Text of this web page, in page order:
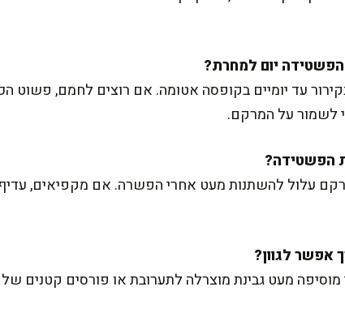
עד יומיים בקופסה אטומה. אם רוצים לחמם, פשוט
לשמור על המרקם.
עלול להשתנות מעט אחרי הפשרה. אם מקפיאים,
מעט גבינת מוצרלה לתערובת או פורסים קטנים